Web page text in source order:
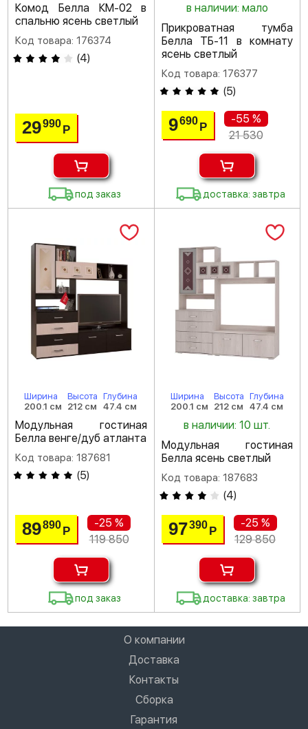
Комод Белла КМ-02 в
спальню ясень светлый
Код товара: 176374
(4)
29990 Р
под заказ
в наличии: мало
Прикроватная тумба
Белла ТБ-11 в комнату
ясень светлый
Код товара: 176377
(5)
9690 Р
-55 %
21 530
доставка: завтра
Ширина
200.1 см
Высота
212 см
Глубина
47.4 см
Модульная гостиная
Белла венге/дуб атланта
Код товара: 187681
(5)
89890 Р
-25 %
119 850
под заказ
Ширина
200.1 см
Высота
212 см
Глубина
47.4 см
в наличии: 10 шт.
Модульная гостиная
Белла ясень светлый
Код товара: 187683
(4)
97390 Р
-25 %
129 850
доставка: завтра
О компании
Доставка
Контакты
Сборка
Гарантия